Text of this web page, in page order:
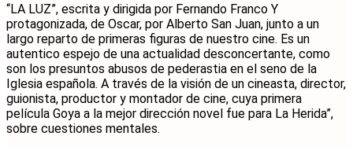
“LA LUZ”, escrita y dirigida por Fernando Franco Y
protagonizada, de Oscar, por Alberto San Juan, junto a un
largo reparto de primeras figuras de nuestro cine. Es un
autentico espejo de una actualidad desconcertante, como
son los presuntos abusos de pederastia en el seno de la
Iglesia española. A través de la visión de un cineasta, director,
guionista, productor y montador de cine, cuya primera
película Goya a la mejor dirección novel fue para La Herida”,
sobre cuestiones mentales.